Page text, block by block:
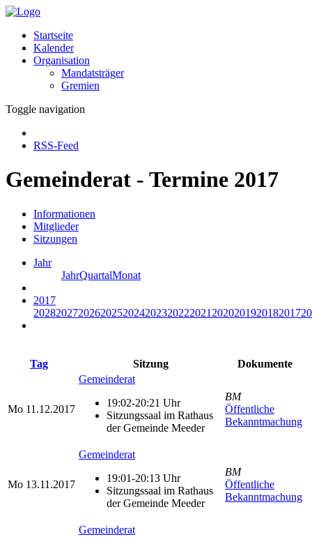
Startseite
Kalender
Organisation
Mandatsträger
Gremien
Toggle navigation
RSS-Feed
Gemeinderat - Termine 2017
Informationen
Mitglieder
Sitzungen
Jahr
JahrQuartalMonat
2017
20282027202620252024202320222021 2020201920182017
Tag Sitzung Dokumente
Mo 11.12.2017
Gemeinderat
19:02-20:21 Uhr
Sitzungssaal im Rathaus
der Gemeinde Meeder
BM
Öffentliche
Bekanntmachung
Mo 13.11.2017
Gemeinderat
19:01-20:13 Uhr
Sitzungssaal im Rathaus
der Gemeinde Meeder
BM
Öffentliche
Bekanntmachung
Gemeinderat